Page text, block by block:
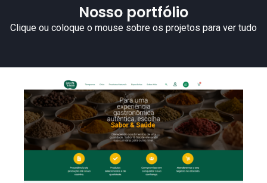
Nosso portfólio
Clique ou coloque o mouse sobre os projetos para ver tudo